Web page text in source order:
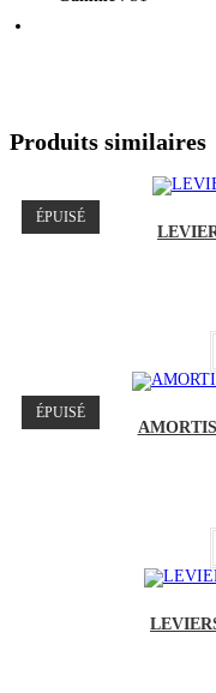
Produits similaires
ÉPUISÉ
ÉPUISÉ